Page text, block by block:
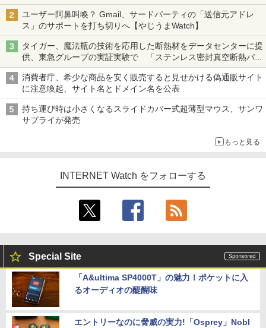
も、持ち替えずに書き込める
ユーザー阿鼻叫喚？ Gmail、サードパーティの「送信元アドレ
ス」のサポートを打ち切りへ【やじうまWatch】
タイガー、魔法瓶の技術を応用した断熱材をデータセンターに提
供、東急グループの実証実験で 「ステンレス密封真空断熱パネ
ル TIVIP」
消費者庁、希少な商品を安く販売すると見せかける偽通販サイト
に注意喚起、サイト名とドメイン名を公表
持ち運び時は小さくなるスライドカバー式超薄型マウス、サンワ
サプライが発売
もっと見る
INTERNET Watch をフォローする
Special Site
「A&ultima SP4000T」の魅力！ポケットに入
るオーディオの醍醐味
エントリーなのに脅威の実力!「Osprey」Nobl